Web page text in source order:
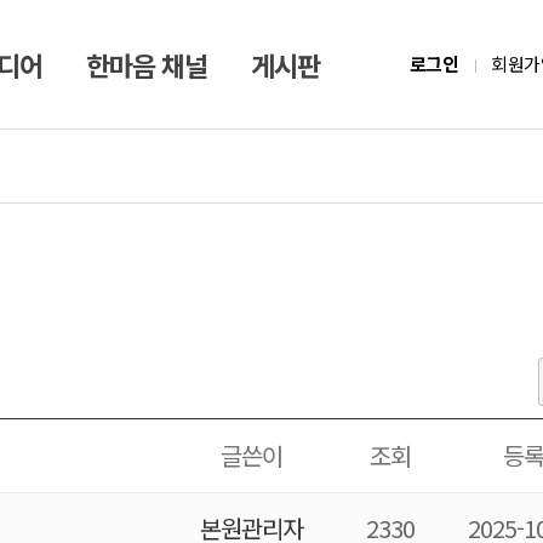
어 한마음 채널 게시판 로그인 회원
글쓴이 조회 등록
본원관리자 2330 2025-